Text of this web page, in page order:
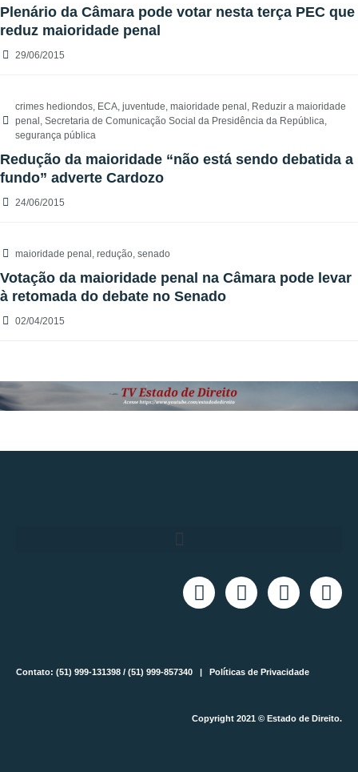
Plenário da Câmara pode votar nesta terça PEC que
reduz maioridade penal
29/06/2015
crimes hediondos, ECA, juventude, maioridade penal , Reduzir a maioridade
penal , Secretaria de Comunicação Social da Presidência da República,
segurança pública
Redução da maioridade “não está sendo debatida a
fundo” adverte Cardozo
24/06/2015
maioridade penal , redução, senado
Votação da maioridade penal na Câmara pode levar
à retomada do debate no Senado
02/04/2015
Contato: (51) 999-131398 / (51) 999-857340 | Políticas de Privacidade
Copyright 2021 © Estado de Direito.